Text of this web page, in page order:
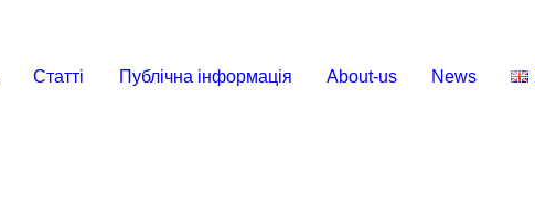
Статті Публічна інформація About-us News